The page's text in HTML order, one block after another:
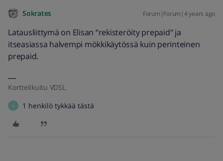
Sokrates Forum|Forum|4 years ago
Latausliittymä on Elisan “rekisteröity prepaid" ja
itseasiassa halvempi mökkikäytössä kuin perinteinen
prepaid.
Korttelikuitu VDSL
A 1 henkilö tykkää tästä